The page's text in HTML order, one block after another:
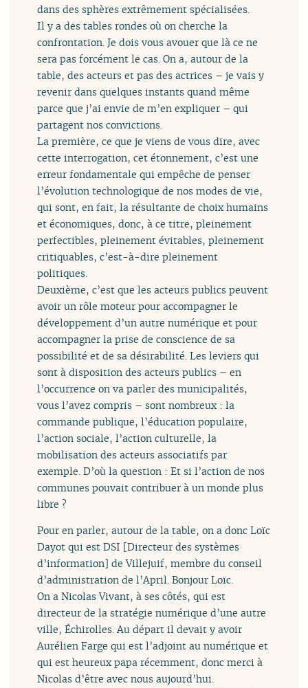
dans des sphères extrêmement spécialisées.
Il y a des tables rondes où on cherche la
confrontation. Je dois vous avouer que là ce ne
sera pas forcément le cas. On a, autour de la
table, des acteurs et pas des actrices – je vais y
revenir dans quelques instants quand même
parce que j’ai envie de m’en expliquer – qui
partagent nos convictions.
La première, ce que je viens de vous dire, avec
cette interrogation, cet étonnement, c’est une
erreur fondamentale qui empêche de penser
l’évolution technologique de nos modes de vie,
qui sont, en fait, la résultante de choix humains
et économiques, donc, à ce titre, pleinement
perfectibles, pleinement évitables, pleinement
critiquables, c’est-à-dire pleinement
politiques.
Deuxième, c’est que les acteurs publics peuvent
avoir un rôle moteur pour accompagner le
développement d’un autre numérique et pour
accompagner la prise de conscience de sa
possibilité et de sa désirabilité. Les leviers qui
sont à disposition des acteurs publics – en
l’occurrence on va parler des municipalités,
vous l’avez compris – sont nombreux : la
commande publique, l’éducation populaire,
l’action sociale, l’action culturelle, la
mobilisation des acteurs associatifs par
exemple. D’où la question : Et si l’action de nos
communes pouvait contribuer à un monde plus
libre ?
Pour en parler, autour de la table, on a donc Loïc
Dayot qui est DSI [Directeur des systèmes
d’information] de Villejuif, membre du conseil
d’administration de l’April. Bonjour Loïc.
On a Nicolas Vivant, à ses côtés, qui est
directeur de la stratégie numérique d’une autre
ville, Échirolles. Au départ il devait y avoir
Aurélien Farge qui est l’adjoint au numérique et
qui est heureux papa récemment, donc merci à
Nicolas d’être avec nous aujourd’hui.